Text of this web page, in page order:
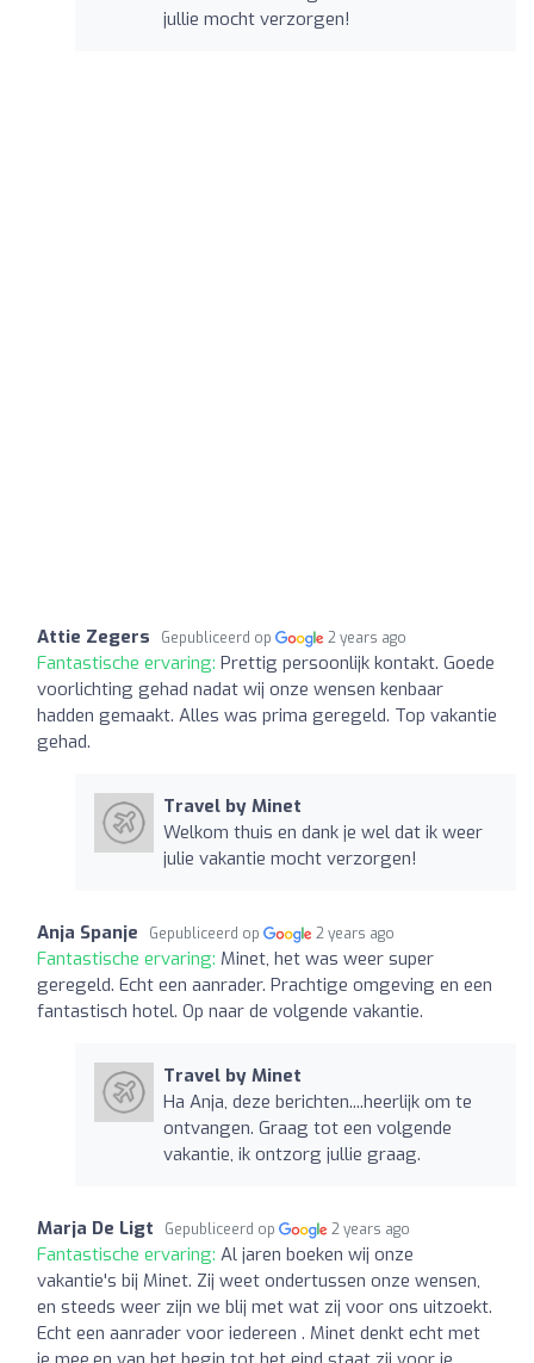
jullie mocht verzorgen!
Attie Zegers Gepubliceerd op 2 years ago
Fantastische ervaring: Prettig persoonlijk kontakt. Goede
voorlichting gehad nadat wij onze wensen kenbaar
hadden gemaakt. Alles was prima geregeld. Top vakantie
gehad.
Travel by Minet
Welkom thuis en dank je wel dat ik weer
julie vakantie mocht verzorgen!
Anja Spanje Gepubliceerd op 2 years ago
Fantastische ervaring: Minet, het was weer super
geregeld. Echt een aanrader. Prachtige omgeving en een
fantastisch hotel. Op naar de volgende vakantie.
Travel by Minet
Ha Anja, deze berichten....heerlijk om te
ontvangen. Graag tot een volgende
vakantie, ik ontzorg jullie graag.
Marja De Ligt Gepubliceerd op 2 years ago
Fantastische ervaring: Al jaren boeken wij onze
vakantie's bij Minet. Zij weet ondertussen onze wensen,
en steeds weer zijn we blij met wat zij voor ons uitzoekt.
Echt een aanrader voor iedereen . Minet denkt echt met